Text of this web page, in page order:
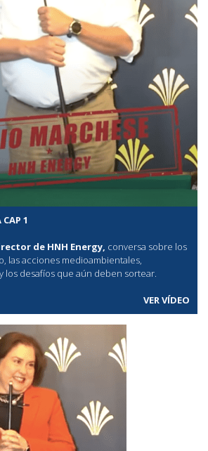
1
de HNH Energy, conversa sobre los
las acciones medioambientales,
los desafíos que aún deben sortear.
VER VÍDEO